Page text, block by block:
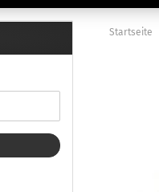
Universaltträger Reling
Thule Montagekits 50.. für
Startseite